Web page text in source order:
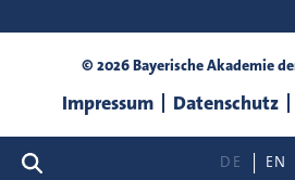
Suche DE EN
© 2026 Bayerische Akademie
Impressum Datenschutz